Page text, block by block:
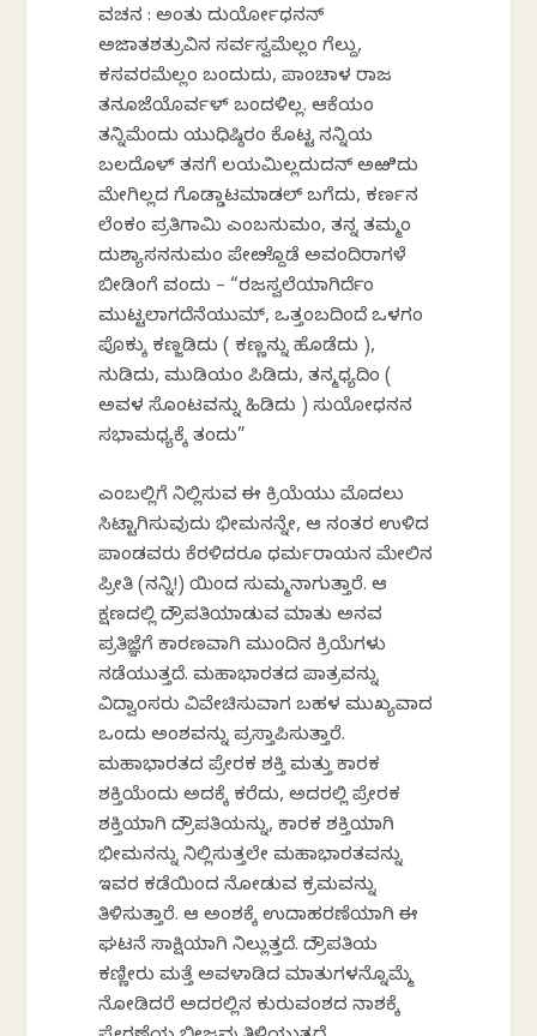
ವಚನ : ಅಂತು ದುರ್ಯೋಧನನ್
ಅಜಾತಶತ್ರುವಿನ ಸರ್ವಸ್ವಮೆಲ್ಲಂ ಗೆಲ್ದು,
ಕಸವರಮೆಲ್ಲಂ ಬಂದುದು, ಪಾಂಚಾಳ ರಾಜ
ತನೂಜೆಯೊರ್ವಳ್ ಬಂದಳಿಲ್ಲ. ಆಕೆಯಂ
ತನ್ನಿಮೆಂದು ಯುಧಿಷ್ಠಿರಂ ಕೊಟ್ಟ ನನ್ನಿಯ
ಬಲದೊಳ್ ತನಗೆ ಲಯಮಿಲ್ಲದುದನ್ ಅಱಿದು
ಮೇಗಿಲ್ಲದ ಗೊಡ್ಡಾಟಮಾಡಲ್ ಬಗೆದು, ಕರ್ಣನ
ಲೆಂಕಂ ಪ್ರತಿಗಾಮಿ ಎಂಬನುಮಂ, ತನ್ನ ತಮ್ಮಂ
ದುಶ್ಯಾಸನನುಮಂ ಪೇೞ್ದೊಡೆ ಅವಂದಿರಾಗಳೆ
ಬೀಡಿಂಗೆ ವಂದು – “ರಜಸ್ವಲೆಯಾಗಿರ್ದೆಂ
ಮುಟ್ಟಲಾಗದೆನೆಯುಮ್, ಒತ್ತಂಬದಿಂದೆ ಒಳಗಂ
ಪೊಕ್ಕು ಕಣ್ಜಡಿದು ( ಕಣ್ಣನ್ನು ಹೊಡೆದು ),
ನುಡಿದು, ಮುಡಿಯಂ ಪಿಡಿದು, ತನ್ಮಧ್ಯದಿಂ (
ಅವಳ ಸೊಂಟವನ್ನು ಹಿಡಿದು ) ಸುಯೋಧನನ
ಸಭಾಮಧ್ಯಕ್ಕೆ ತಂದು”
ಎಂಬಲ್ಲಿಗೆ ನಿಲ್ಲಿಸುವ ಈ ಕ್ರಿಯೆಯು ಮೊದಲು
ಸಿಟ್ಟಾಗಿಸುವುದು ಭೀಮನನ್ನೇ, ಆ ನಂತರ ಉಳಿದ
ಪಾಂಡವರು ಕೆರಳಿದರೂ ಧರ್ಮರಾಯನ ಮೇಲಿನ
ಪ್ರೀತಿ (ನನ್ನಿ!) ಯಿಂದ ಸುಮ್ಮನಾಗುತ್ತಾರೆ. ಆ
ಕ್ಷಣದಲ್ಲಿ ದ್ರೌಪತಿಯಾಡುವ ಮಾತು ಅನವ
ಪ್ರತಿಜ್ಞೆಗೆ ಕಾರಣವಾಗಿ ಮುಂದಿನ ಕ್ರಿಯೆಗಳು
ನಡೆಯುತ್ತದೆ. ಮಹಾಭಾರತದ ಪಾತ್ರವನ್ನು
ವಿದ್ವಾಂಸರು ವಿವೇಚಿಸುವಾಗ ಬಹಳ ಮುಖ್ಯವಾದ
ಒಂದು ಅಂಶವನ್ನು ಪ್ರಸ್ತಾಪಿಸುತ್ತಾರೆ.
ಮಹಾಭಾರತದ ಪ್ರೇರಕ ಶಕ್ತಿ ಮತ್ತು ಕಾರಕ
ಶಕ್ತಿಯೆಂದು ಅದಕ್ಕೆ ಕರೆದು, ಅದರಲ್ಲಿ ಪ್ರೇರಕ
ಶಕ್ತಿಯಾಗಿ ದ್ರೌಪತಿಯನ್ನು, ಕಾರಕ ಶಕ್ತಿಯಾಗಿ
ಭೀಮನನ್ನು ನಿಲ್ಲಿಸುತ್ತಲೇ ಮಹಾಭಾರತವನ್ನು
ಇವರ ಕಡೆಯಿಂದ ನೋಡುವ ಕ್ರಮವನ್ನು
ತಿಳಿಸುತ್ತಾರೆ. ಆ ಅಂಶಕ್ಕೆ ಉದಾಹರಣೆಯಾಗಿ ಈ
ಘಟನೆ ಸಾಕ್ಷಿಯಾಗಿ ನಿಲ್ಲುತ್ತದೆ. ದ್ರೌಪತಿಯ
ಕಣ್ಣೀರು ಮತ್ತೆ ಅವಳಾಡಿದ ಮಾತುಗಳನ್ನೊಮ್ಮೆ
ನೋಡಿದರೆ ಅದರಲ್ಲಿನ ಕುರುವಂಶದ ನಾಶಕ್ಕೆ